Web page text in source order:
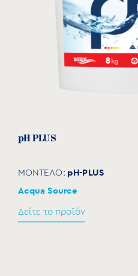
pH PLUS
ΜΟΝΤΕΛΟ: pH-PLUS
Acqua Source
Δείτε το προϊόν